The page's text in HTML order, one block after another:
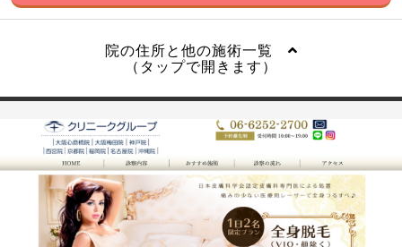
院の住所と他の施術一覧
（タップで開きます）